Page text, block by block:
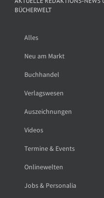
BÜCHERWELT
Alles
Neu am Markt
Buchhandel
Verlagswesen
Auszeichnungen
Videos
Termine & Events
Onlinewelten
Jobs & Personalia